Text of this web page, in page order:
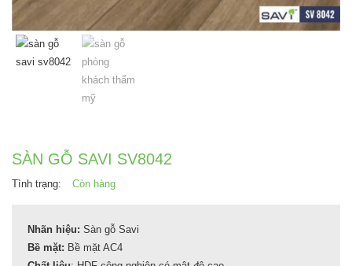
SÀN GỖ SAVI SV8042
Tình trạng: Còn hàng
Nhãn hiệu: Sàn gỗ Savi
Bề mặt: Bề mặt AC4